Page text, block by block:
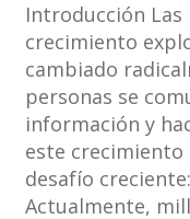
Introducción Las
crecimiento
cambiado
personas se
información y
este crecimiento
desafío
Actualmente,